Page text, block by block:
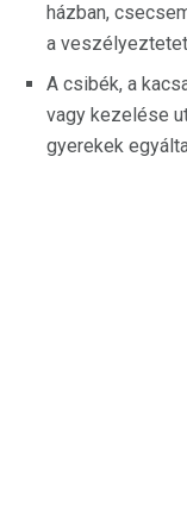
házban,
a
A csibék, a
vagy kezelése
gyerekek